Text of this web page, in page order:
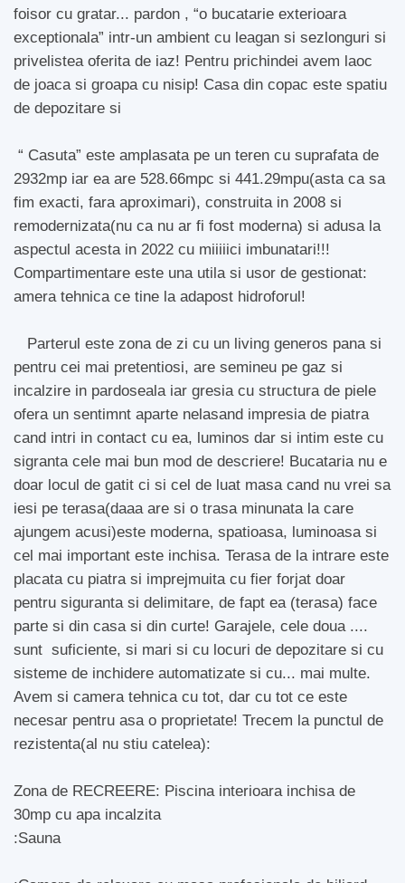
foisor cu gratar... pardon , “o bucatarie exterioara
exceptionala” intr-un ambient cu leagan si sezlonguri si
privelistea oferita de iaz! Pentru prichindei avem laoc
de joaca si groapa cu nisip! Casa din copac este spatiu
de depozitare si
“ Casuta” este amplasata pe un teren cu suprafata de
2932mp iar ea are 528.66mpc si 441.29mpu(asta ca sa
fim exacti, fara aproximari), construita in 2008 si
remodernizata(nu ca nu ar fi fost moderna) si adusa la
aspectul acesta in 2022 cu miiiiici imbunatari!!!
Compartimentare este una utila si usor de gestionat:
amera tehnica ce tine la adapost hidroforul!
Parterul este zona de zi cu un living generos pana si
pentru cei mai pretentiosi, are semineu pe gaz si
incalzire in pardoseala iar gresia cu structura de piele
ofera un sentimnt aparte nelasand impresia de piatra
cand intri in contact cu ea, luminos dar si intim este cu
sigranta cele mai bun mod de descriere! Bucataria nu e
doar locul de gatit ci si cel de luat masa cand nu vrei sa
iesi pe terasa(daaa are si o trasa minunata la care
ajungem acusi)este moderna, spatioasa, luminoasa si
cel mai important este inchisa. Terasa de la intrare este
placata cu piatra si imprejmuita cu fier forjat doar
pentru siguranta si delimitare, de fapt ea (terasa) face
parte si din casa si din curte! Garajele, cele doua ....
sunt suficiente, si mari si cu locuri de depozitare si cu
sisteme de inchidere automatizate si cu... mai multe.
Avem si camera tehnica cu tot, dar cu tot ce este
necesar pentru asa o proprietate! Trecem la punctul de
rezistenta(al nu stiu catelea):
Zona de RECREERE: Piscina interioara inchisa de
30mp cu apa incalzita
:Sauna